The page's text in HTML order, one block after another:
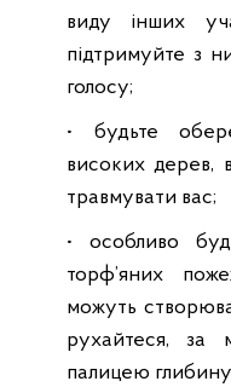
виду інших
підтримуйте з
голосу;
• будьте
високих дерев,
травмувати вас;
• особливо
торф’яних
можуть
рухайтеся, за
палицею